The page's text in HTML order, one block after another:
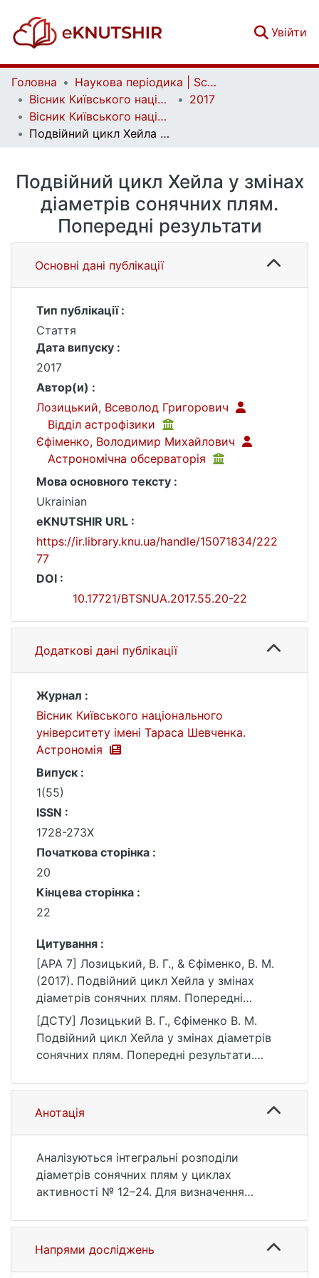
Увійти
Головна
Наукова періодика | Scientific periodicals
Вісник Київського національного університету імені Тараса Шевченка. Астрономія | Bulletin of Taras Shevchenko National University of Kyiv. Astronomy
2017
Вісник Київського національного університету імені Тараса Шевченка. Астрономія. Вип. 1(55)
Подвійний цикл Хейла у змінах діаметрів сонячних плям. Попередні результати
Подвійний цикл Хейла у змінах
діаметрів сонячних плям.
Попередні результати
Основні дані публікації
Тип публікації :
Стаття
Дата випуску :
2017
Автор(и) :
Лозицький, Всеволод Григорович
Відділ астрофізики
Єфіменко, Володимир Михайлович
Астрономiчна обсерваторiя
Мова основного тексту :
Ukrainian
eKNUTSHIR URL :
https://ir.library.knu.ua/handle/15071834/222
77
DOI :
10.17721/BTSNUA.2017.55.20-22
Додаткові дані публікації
Журнал :
Вісник Київського національного
університету імені Тараса Шевченка.
Астрономія
Випуск :
1(55)
ISSN :
1728-273X
Початкова сторінка :
20
Кінцева сторінка :
22
Цитування :
[APA 7] Лозицький, В. Г., & Єфіменко, В. М.
(2017). Подвійний цикл Хейла у змінах
діаметрів сонячних плям. Попередні
результати. Вісник Київського
національного університету імені Тараса
Шевченка. Астрономія, (1(55)), 20–22.
https://doi.org/10.17721/BTSNUA.2017.55.20-
22
[ДСТУ] Лозицький В. Г., Єфіменко В. М.
Подвійний цикл Хейла у змінах діаметрів
сонячних плям. Попередні результати.
університету імені Тараса Шевченка.
Астрономія. 2017. № 1(55). С. 20—22. DOI:
10.17721/BTSNUA.2017.55.20-22 (дата
Анотація
Аналізуються інтегральні розподіли
діаметрів сонячних плям у циклах
активності № 12–24. Для визначення
приймаються до уваги лише великі плями
діаметра 50–90 Мм; для підвищення
точності визначення величини α всі дані
Напрями досліджень